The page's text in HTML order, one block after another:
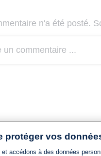
n'a été posté.
un commentaire ...
protéger vos
accédons à des données